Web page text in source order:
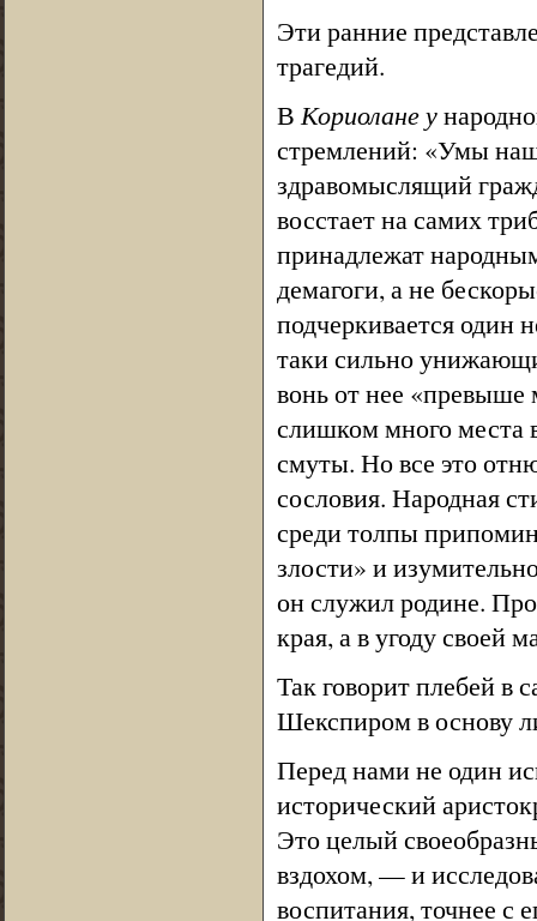
Эти ранние
трагедий.
В Кориолане у
стремлений: «Умы
здравомыслящий
восстает на самих
принадлежат
демагоги, а не
подчеркивается один
таки сильно
вонь от нее «превыше
слишком много места
смуты. Но все это
сословия. Народная
среди толпы
злости» и
он служил родине.
края, а в угоду своей
Так говорит плебей в
Шекспиром в основу
Перед нами не один
исторический
Это целый
вздохом, — и
воспитания, точнее с